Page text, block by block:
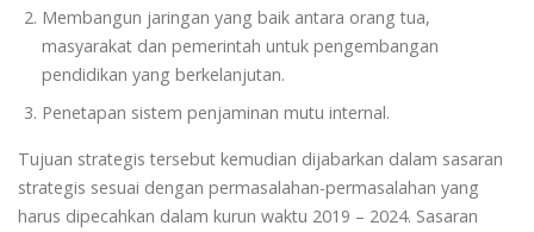
Membangun jaringan yang baik antara orang tua,
masyarakat dan pemerintah untuk pengembangan
pendidikan yang berkelanjutan.
Penetapan sistem penjaminan mutu internal.
Tujuan strategis tersebut kemudian dijabarkan dalam sasaran
strategis sesuai dengan permasalahan-permasalahan yang
harus dipecahkan dalam kurun waktu 2019 – 2024. Sasaran